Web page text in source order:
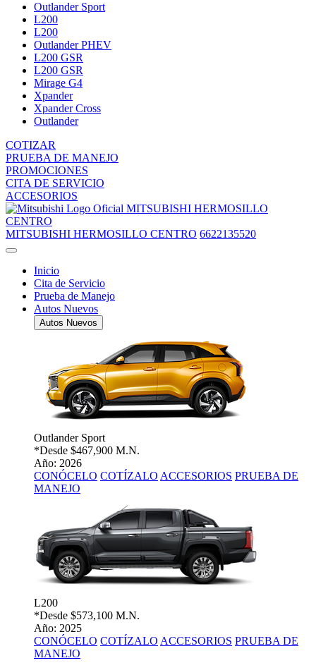
Outlander Sport
L200
L200
Outlander PHEV
L200 GSR
L200 GSR
Mirage G4
Xpander
Xpander Cross
Outlander
COTIZAR
PRUEBA DE MANEJO
PROMOCIONES
CITA DE SERVICIO
ACCESORIOS
MITSUBISHI HERMOSILLO
CENTRO
MITSUBISHI HERMOSILLO CENTRO 6622135520
Inicio
Cita de Servicio
Prueba de Manejo
Autos Nuevos
Autos Nuevos
Outlander Sport
*Desde $467,900 M.N.
Año: 2026
CONÓCELO COTÍZALO ACCESORIOS PRUEBA DE
MANEJO
L200
*Desde $573,100 M.N.
Año: 2025
CONÓCELO COTÍZALO ACCESORIOS PRUEBA DE
MANEJO